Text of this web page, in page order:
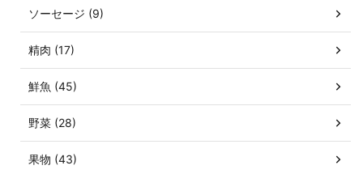
ソーセージ (9)
精肉 (17)
鮮魚 (45)
野菜 (28)
果物 (43)